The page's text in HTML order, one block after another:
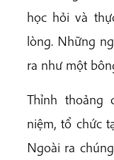
học hỏi và
lòng. Những
ra như một
Thỉnh thoảng
niệm, tổ chức
Ngoài ra